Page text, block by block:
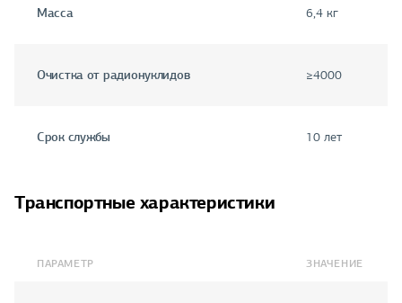
Масса 6,4 кг
Очистка от радионуклидов ≥4000
Срок службы 10 лет
Транспортные характеристики
ПАРАМЕТР ЗНАЧЕНИЕ